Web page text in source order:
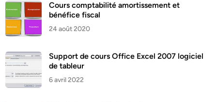
Cours comptabilité amortissement et
bénéfice fiscal
24 août 2020
Support de cours Office Excel 2007 logiciel
de tableur
6 avril 2022